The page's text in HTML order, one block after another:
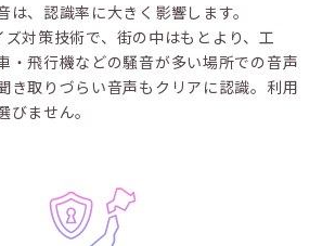
は、認識率に大きく影響します。
対策技術で、街の中はもとより、工
・飛行機などの騒音が多い場所での音声
き取りづらい音声もクリアに認識。利用
ません。